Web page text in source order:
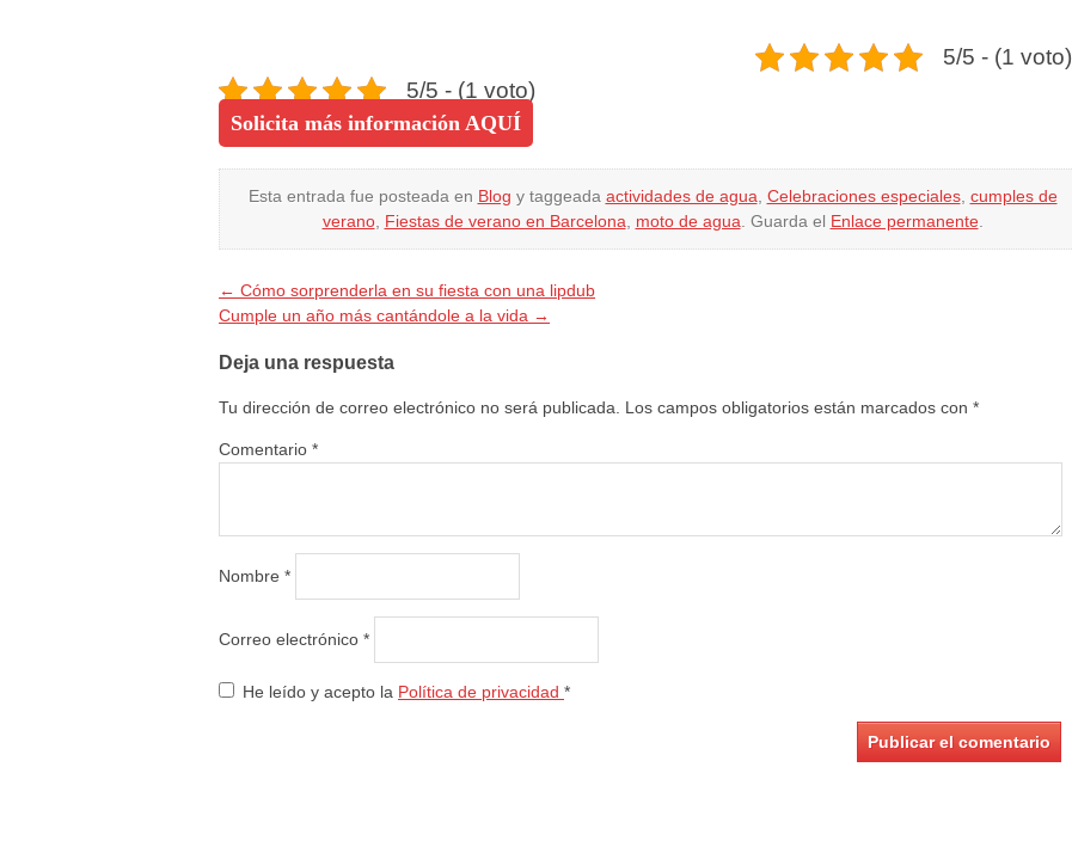
5/5 - (1 voto)
5/5 - (1 voto)
Solicita más información AQUÍ
Esta entrada fue posteada en Blog y taggeada actividades de agua Celebraciones especiales, cumples de
verano, Fiestas de verano en Barcelona moto de agua . Guarda el Enlace permanente.
← Cómo sorprenderla en su fiesta con una lipdub
Cumple un año más cantándole a la vida →
Deja una respuesta
Tu dirección de correo electrónico no será publicada. Los campos obligatorios están marcados con *
Comentario *
Nombre *
Correo electrónico *
He leído y acepto la Política de privacidad *